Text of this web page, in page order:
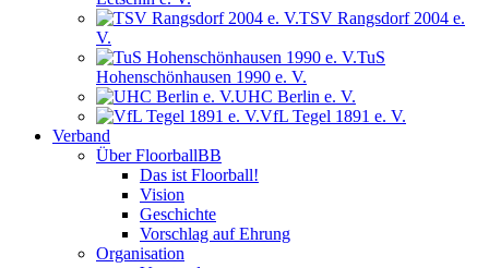
TSV Rangsdorf 2004 e.
V.
TuS
Hohenschönhausen 1990 e. V.
UHC Berlin e. V.
VfL Tegel 1891 e. V.
Verband
Über FloorballBB
Das ist Floorball!
Vision
Geschichte
Vorschlag auf Ehrung
Organisation